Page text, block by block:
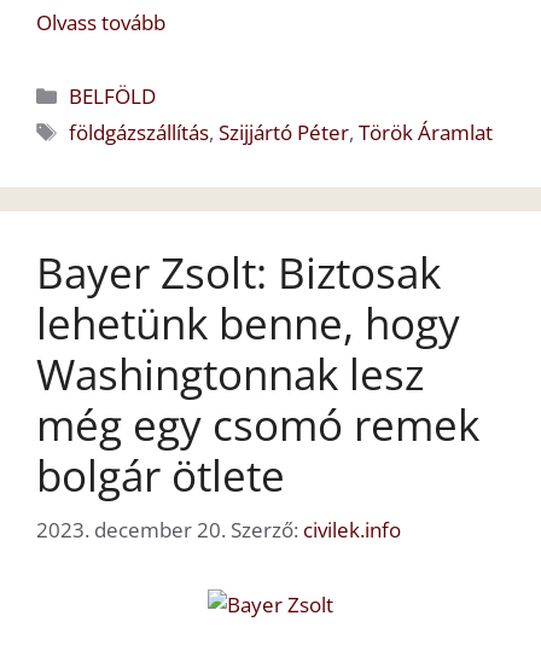
Olvass tovább
Kategória
BELFÖLD
Címkék
földgázszállítás,Szijjártó Péter,Török Áramlat
Bayer Zsolt: Biztosak
lehetünk benne, hogy
Washingtonnak lesz
még egy csomó remek
bolgár ötlete
2023. december 20. Szerző: civilek.info